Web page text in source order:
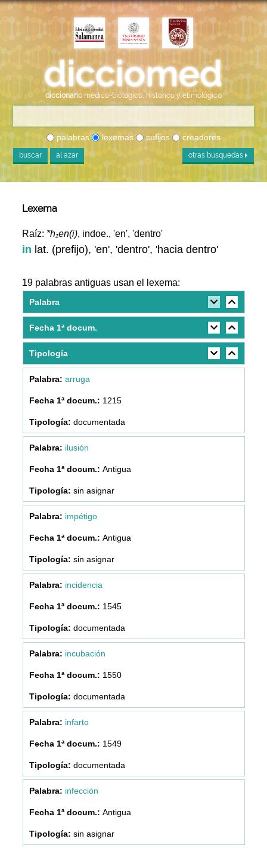
diccionario médico-biológico, histórico y etimológico
palabras lexemas sufijos creadores
buscar al azar otras búsquedas
Lexema
Raíz: *h₁en(i), indoe., 'en', 'dentro'
in lat. (prefijo), 'en', 'dentro', 'hacia dentro'
19 palabras antiguas usan el lexema:
Palabra
Fecha 1ª docum.
Tipología
arruga
1215
documentada
ilusión
Antigua
sin asignar
impétigo
Antigua
sin asignar
incidencia
1545
documentada
incubación
1550
documentada
infarto
1549
documentada
infección
Antigua
sin asignar